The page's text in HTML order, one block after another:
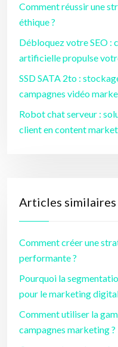
Comment réussir une
éthique ?
Débloquez votre SEO :
artificielle propulse
SSD SATA 2to :
campagnes vidéo
Robot chat serveur :
client en content
Articles similaires
Comment créer une
performante ?
Pourquoi la
pour le marketing
Comment utiliser la
campagnes marketing ?